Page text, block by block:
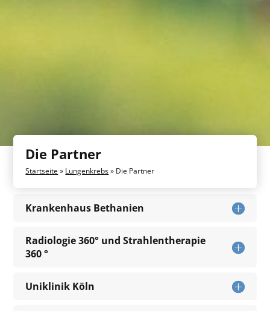
Die Partner
Startseite » Lungenkrebs» Die Partner
Krankenhaus Bethanien
Radiologie 360° und Strahlentherapie
360 °
Uniklinik Köln